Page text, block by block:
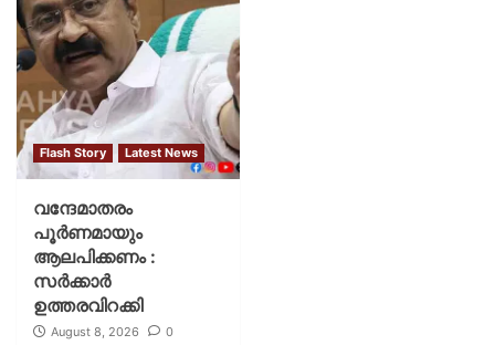
Flash Story Latest News
വന്ദേമാതരം
പൂര്‍ണമായും
ആലപിക്കണം :
സര്‍ക്കാര്‍
ഉത്തരവിറക്കി
August 8, 2026 0